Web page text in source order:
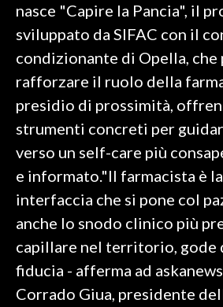
SARDI NEL MONDO
NOTIZIE
EVENTI
3 MINUTI CON
INSULARITÀ
INFO AZIENDE
ANNUNCI
nasce "Capire la Pancia", il
sviluppato da SIFAC con il
condizionante di Opella, che
rafforzare il ruolo della
presidio di prossimità,
strumenti concreti per
verso un self-care più
e informato."Il farmacista è
interfaccia che si pone col
anche lo snodo clinico più
capillare nel territorio, gode
fiducia - afferma ad
Corrado Giua, presidente